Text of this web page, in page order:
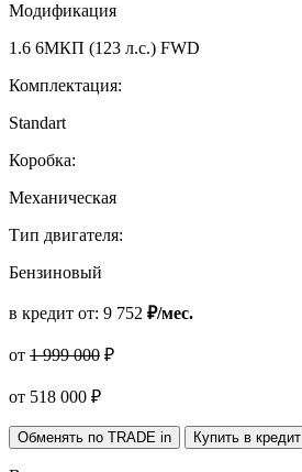
Модификация
1.6 6МКП (123 л.с.) FWD
Комплектация:
Standart
Коробка:
Механическая
Тип двигателя:
Бензиновый
в кредит от: 9 752 ₽/мес.
от 1 999 000 ₽
от 518 000 ₽
Обменять по TRADE in Купить в кредит